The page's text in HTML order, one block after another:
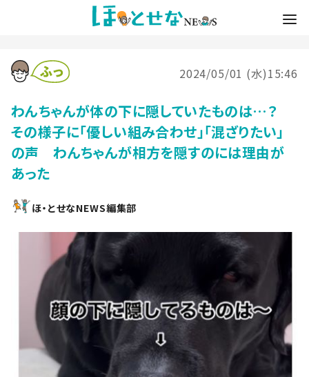
2024/05/01 (水)15:46
わんちゃんが体の下に隠していたものは…？
その様子に「優しい組み合わせ」「混ざりたい」
の声 わんちゃんが相方を隠すのには理由が
あった
ほ・とせなNEWS編集部